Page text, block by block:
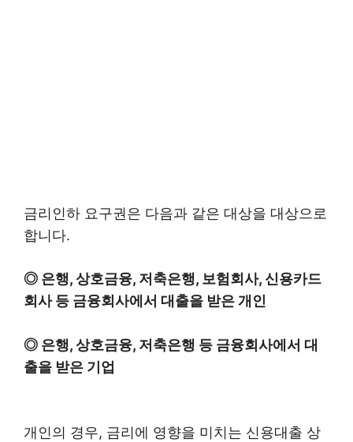
금리인하 요구권은 다음과 같은 대상을 대상으로
합니다.
◎ 은행, 상호금융, 저축은행, 보험회사, 신용카드
회사 등 금융회사에서 대출을 받은 개인
◎ 은행, 상호금융, 저축은행 등 금융회사에서 대
출을 받은 기업
개인의 경우, 금리에 영향을 미치는 신용대출 상